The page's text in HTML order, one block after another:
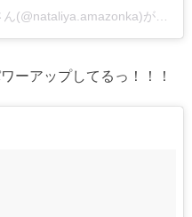
Nataliya Kuznetsova RPS TEAMさん(@nataliya.amazonka)がシェアした投稿
ーアップしてるっ！！！